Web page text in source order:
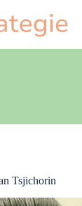
Tsjichorin